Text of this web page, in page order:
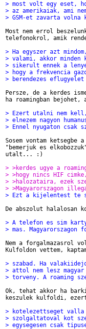
> most volt egy eset,
> az amerikaiak, ami
> GSM-et zavarta volna
Most nem errol
telefonokrol, amik
> Ha egyszer azt
> valami, akkor minden
> sikerult ennek a
> hogy a frekvencia
> berendezes eflugyelet
Persze, de a kerdes
ha roamingban bejohet,
> Ezert utalni nem
> elnezem nagyon
> Ennel nyugaton csak
Sosem vontam ketsegbe
"bemerjuk es
utalt... :)
> >kerdes ugye a
> >hogy nincs HIF
> >halozataira, ezek
> >Magyarorszagon
> Ezt a kijelentest te
De abszolut halalosan
> A telefon es sim
> mas. Magyarorszagon
Nem a forgalmazasrol
Kulfoldon vettem,
> szabad. Ha
> attol nem lesz
> torveny. A roaming
Ok, tehat akkor ha
keszulek kulfoldi,
> kotelezettseget valla
> szolgaltatoval kot
> egysegesen csak